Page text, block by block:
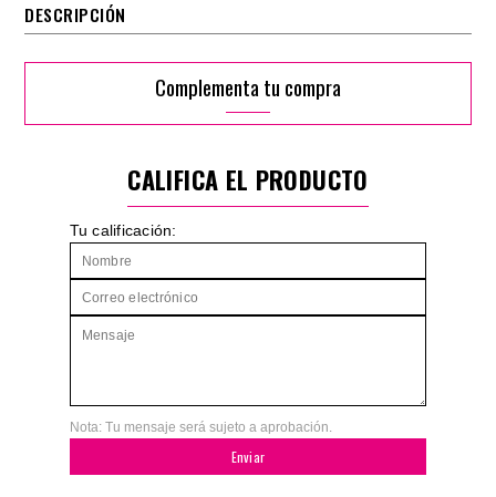
DESCRIPCIÓN
Complementa tu compra
CALIFICA EL PRODUCTO
Tu calificación:
Nota: Tu mensaje será sujeto a aprobación.
Enviar